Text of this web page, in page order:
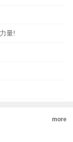
量!
more